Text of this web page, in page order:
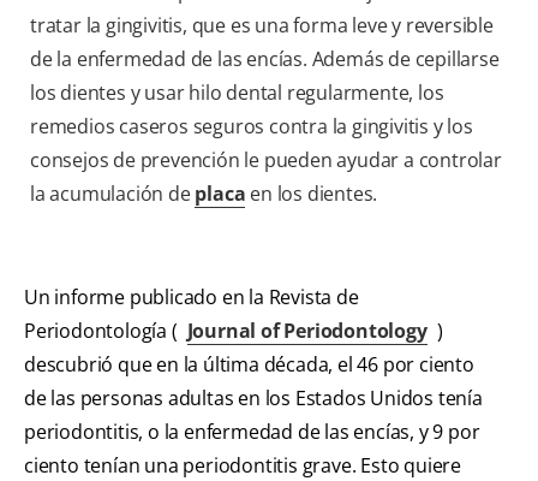
tratar la gingivitis, que es una forma leve y reversible
de la enfermedad de las encías. Además de cepillarse
los dientes y usar hilo dental regularmente, los
remedios caseros seguros contra la gingivitis y los
consejos de prevención le pueden ayudar a controlar
la acumulación deplaca en los dientes.
Un informe publicado en la Revista de
Periodontología ( Journal of Periodontology )
descubrió que en la última década, el 46 por ciento
de las personas adultas en los Estados Unidos tenía
periodontitis, o la enfermedad de las encías, y 9 por
ciento tenían una periodontitis grave. Esto quiere